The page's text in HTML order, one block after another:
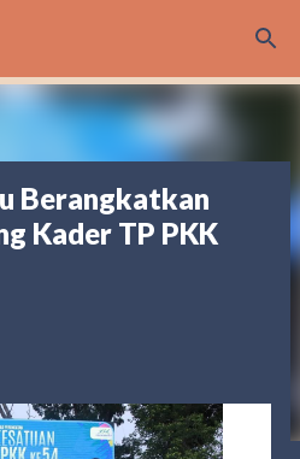
Berangkatkan
Kader TP PKK